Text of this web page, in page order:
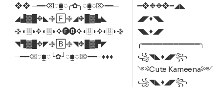
❖❖ ─━━⌫◌⧯◌╭✿╮◌⧯◌⌦━━─
◢▟▓█✥◣࿇🄵࿇◢✥█▓▙◣
࿇◖🀠◗✥◖🀠◗✥🅕🅑✥◖🀠◗✥◖🀠◗࿇
◥▜▓█✥◤࿇🄱࿇◥✥█▓▛◤
─━━⌫◌⧯◌╰✿╯◌⧯◌⌦━━─♦️♦️♦️
━❖✥✥❖━◢◣
◢◤♦️◥◣
◥◣♦️◢◤
╭═══════════╮
꧁◥◣♦️◢◤꧂
༺Cute Kameena༻
꧁◥◣♦️◢◤꧂